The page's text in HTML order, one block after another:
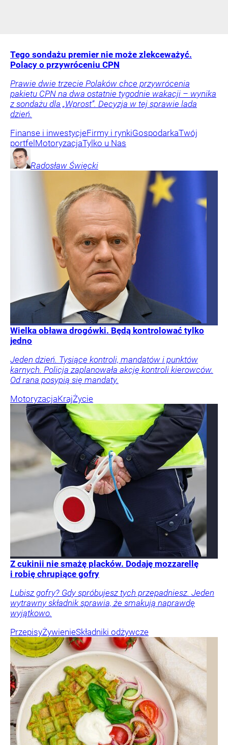
Tego sondażu premier nie może zlekceważyć.
Polacy o przywróceniu CPN
Prawie dwie trzecie Polaków chce przywrócenia
pakietu CPN na dwa ostatnie tygodnie wakacji – wynika
z sondażu dla „Wprost”. Decyzja w tej sprawie lada
dzień.
Finanse i inwestycjeFirmy i rynkiGospodarkaTwój
portfel MotoryzacjaTylko u Nas
Radosław Święcki
Wielka obława drogówki. Będą kontrolować tylko
jedno
Jeden dzień. Tysiące kontroli, mandatów i punktów
karnych. Policja zaplanowała akcję kontroli kierowców.
Od rana posypią się mandaty.
MotoryzacjaKrajŻycie
Z cukinii nie smażę placków. Dodaję mozzarellę
i robię chrupiące gofry
Lubisz gofry? Gdy spróbujesz tych przepadniesz. Jeden
wytrawny składnik sprawia, że smakują naprawdę
wyjątkowo.
PrzepisyŻywienieSkładniki odżywcze